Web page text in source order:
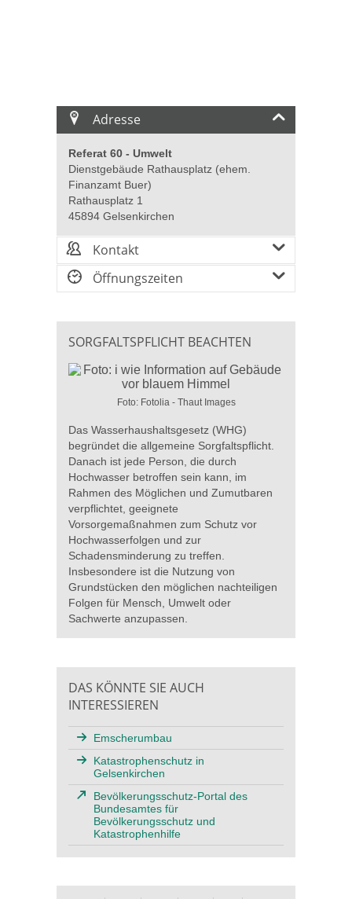
Adresse
Referat 60 - Umwelt
Dienstgebäude Rathausplatz (ehem.
Finanzamt Buer)
Rathausplatz 1
45894 Gelsenkirchen
Kontakt
Öffnungszeiten
SORGFALTSPFLICHT BEACHTEN
Foto: Fotolia - Thaut Images
Das Wasserhaushaltsgesetz (WHG)
begründet die allgemeine Sorgfaltspflicht.
Danach ist jede Person, die durch
Hochwasser betroffen sein kann, im
Rahmen des Möglichen und Zumutbaren
verpflichtet, geeignete
Vorsorgemaßnahmen zum Schutz vor
Hochwasserfolgen und zur
Schadensminderung zu treffen.
Insbesondere ist die Nutzung von
Grundstücken den möglichen nachteiligen
Folgen für Mensch, Umwelt oder
Sachwerte anzupassen.
DAS KÖNNTE SIE AUCH
INTERESSIEREN
Emscherumbau
Katastrophenschutz in
Gelsenkirchen
Bevölkerungsschutz-Portal des
Bundesamtes für
Bevölkerungsschutz und
Katastrophenhilfe